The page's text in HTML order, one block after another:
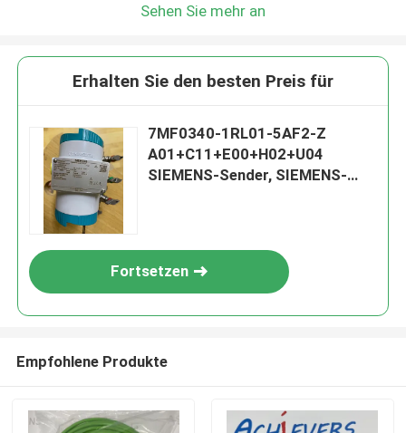
Sehen Sie mehr an
Erhalten Sie den besten Preis für
7MF0340-1RL01-5AF2-Z
A01+C11+E00+H02+U04
SIEMENS-Sender, SIEMENS-
Fortsetzen
Empfohlene Produkte